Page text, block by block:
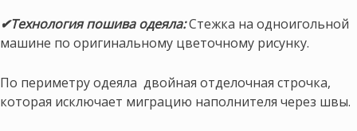
✔Технология пошива одеяла:Стежка на одноигольной
машине по оригинальному цветочному рисунку.
По периметру одеяла двойная отделочная строчка,
которая исключает миграцию наполнителя через швы.